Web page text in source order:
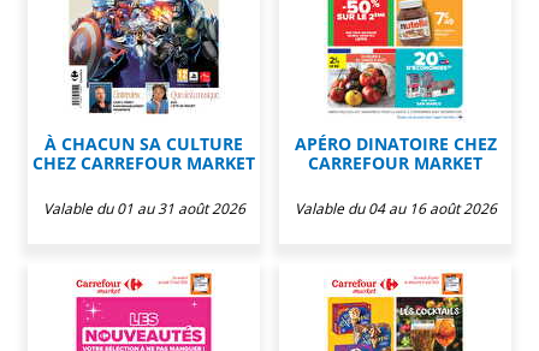
À CHACUN SA CULTURE
CHEZ CARREFOUR MARKET
Valable du 01 au 31 août 2026
APÉRO DINATOIRE CHEZ
CARREFOUR MARKET
Valable du 04 au 16 août 2026